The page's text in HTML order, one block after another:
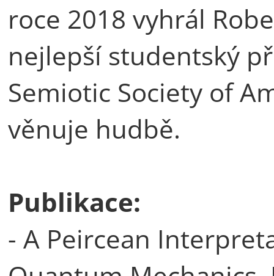
roce 2018 vyhrál
nejlepší studentský
Semiotic Society of
věnuje hudbě.
Publikace:
- A Peircean